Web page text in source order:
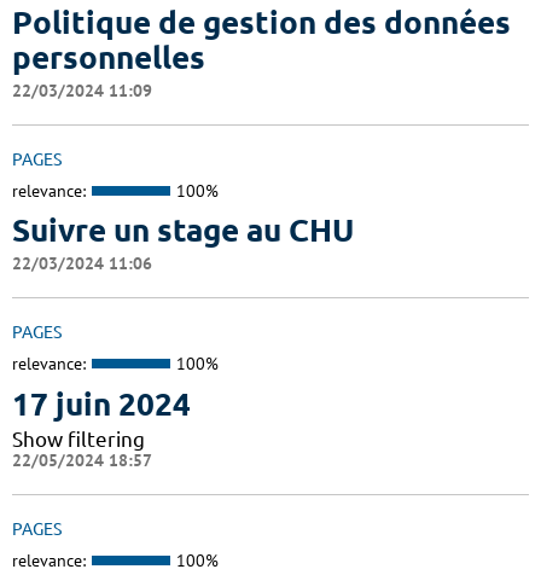
Politique de gestion des données
personnelles
22/03/2024 11:09
PAGES
relevance: 100%
Suivre un stage au CHU
22/03/2024 11:06
PAGES
relevance: 100%
17 juin 2024
Show filtering
22/05/2024 18:57
PAGES
relevance: 100%